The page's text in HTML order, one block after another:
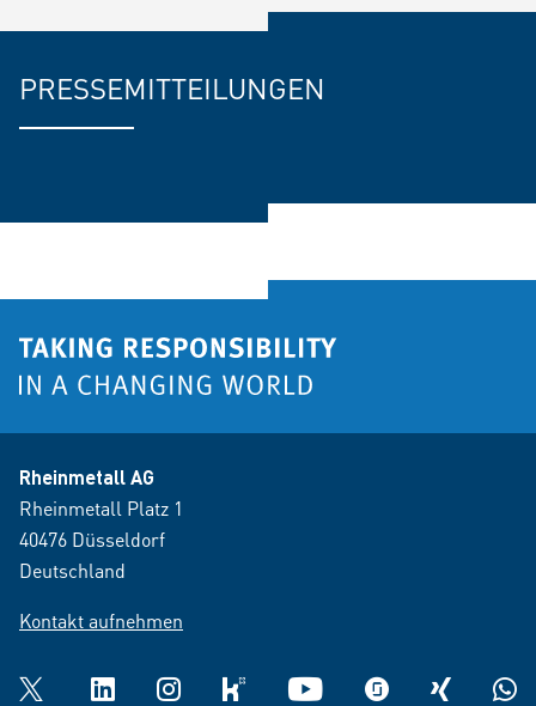
PRESSEMITTEILUNGEN
Rheinmetall AG
Rheinmetall Platz 1
40476 Düsseldorf
Deutschland
Kontakt aufnehmen
Twitter LinkedInInstagramkununu YouTube glassdoorXING